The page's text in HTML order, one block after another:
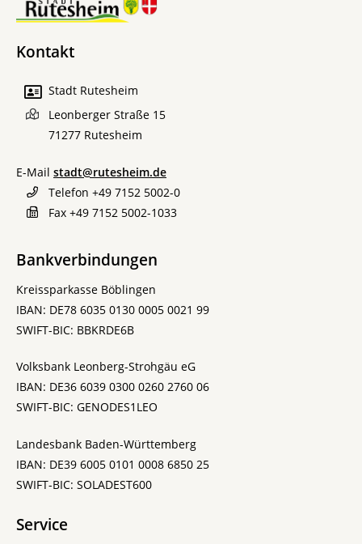
Kontakt
Stadt Rutesheim
Leonberger Straße 15
71277 Rutesheim
E-Mail stadt@rutesheim.de
Telefon +49 7152 5002-0
Fax +49 7152 5002-1033
Bankverbindungen
Kreissparkasse Böblingen
IBAN: DE78 6035 0130 0005 0021 99
SWIFT-BIC: BBKRDE6B
Volksbank Leonberg-Strohgäu eG
IBAN: DE36 6039 0300 0260 2760 06
SWIFT-BIC: GENODES1LEO
Landesbank Baden-Württemberg
IBAN: DE39 6005 0101 0008 6850 25
SWIFT-BIC: SOLADEST600
Service